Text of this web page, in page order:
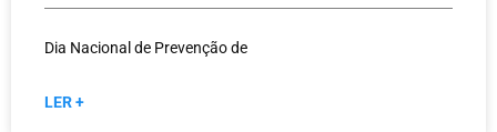
Dia Nacional de Prevenção de
LER +